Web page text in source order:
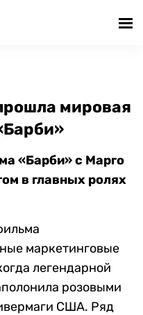
мировая
«Барби» с Марго
в главных ролях
маркетинговые
легендарной
розовыми
США. Ряд